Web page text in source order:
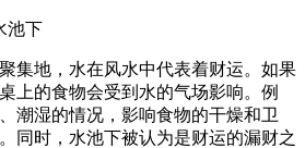
池下
集地，水在风水中代表着财运。如果
上的食物会受到水的气场影响。例
潮湿的情况，影响食物的干燥和卫
同时，水池下被认为是财运的漏财之